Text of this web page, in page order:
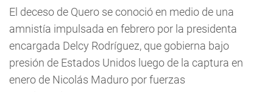
El deceso de Quero se conoció en medio de una
amnistía impulsada en febrero por la presidenta
encargada Delcy Rodríguez, que gobierna bajo
presión de Estados Unidos luego de la captura en
enero de Nicolás Maduro por fuerzas